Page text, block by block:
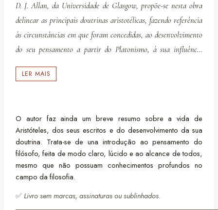
D. J. Allan, da Universidade de Glasgow, propõe-se nesta obra
delinear as principais doutrinas aristotélicas, fazendo referência
às circunstâncias em que foram concedidas, ao desenvolvimento
do seu pensamento a partir do Platonismo, à sua influência
filosófica na Europa ocidental e à sua enorme contribuição no
campo da ciência, nomeadamente na zoologia e na biologia.
LER MAIS
O autor faz ainda um breve resumo sobre a vida de
Aristóteles, dos seus escritos e do desenvolvimento da sua
doutrina. Trata-se de una introdução ao pensamento do
filósofo, feita de modo claro, lúcido e ao alcance de todos,
mesmo que não possuam conhecimentos profundos no
campo da filosofia.
✅Livro sem marcas, assinaturas ou sublinhados.